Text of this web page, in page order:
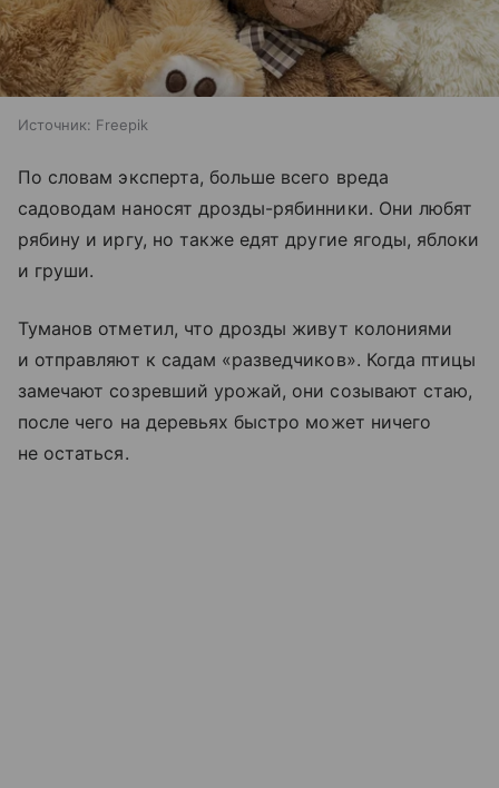
Источник: Freepik
По словам эксперта, больше всего вреда
садоводам наносят дрозды-рябинники. Они любят
рябину и иргу, но также едят другие ягоды, яблоки
и груши.
Туманов отметил, что дрозды живут колониями
и отправляют к садам «разведчиков». Когда птицы
замечают созревший урожай, они созывают стаю,
после чего на деревьях быстро может ничего
не остаться.